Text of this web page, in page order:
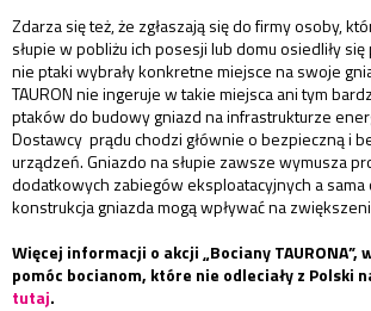
Zdarza się też, że zgłaszają się do firmy osoby,
słupie w pobliżu ich posesji lub domu osiedliły
nie ptaki wybrały konkretne miejsce na swoje
TAURON nie ingeruje w takie miejsca ani tym
ptaków do budowy gniazd na infrastrukturze
Dostawcy prądu chodzi głównie o bezpieczną i
urządzeń. Gniazdo na słupie zawsze wymusza
dodatkowych zabiegów eksploatacyjnych a
konstrukcja gniazda mogą wpływać na
Więcej informacji o akcji „Bociany TAURONA”,
pomóc bocianom, które nie odleciały z Polski
tutaj.